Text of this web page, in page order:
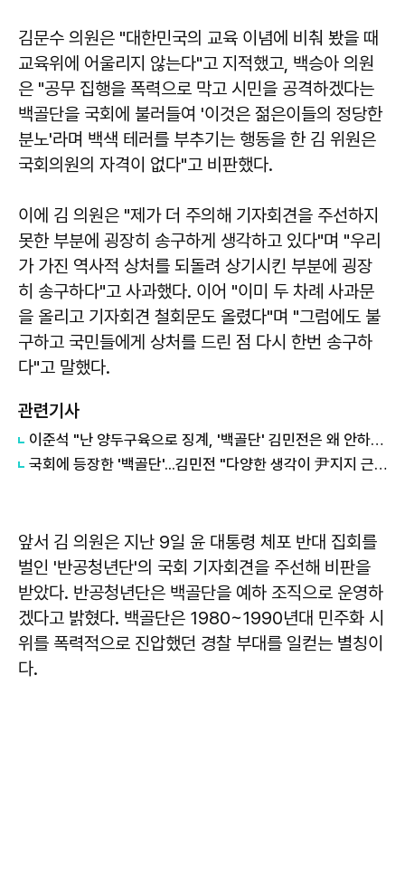
김문수 의원은 "대한민국의 교육 이념에 비춰 봤을 때
교육위에 어울리지 않는다"고 지적했고, 백승아 의원
은 "공무 집행을 폭력으로 막고 시민을 공격하겠다는
백골단을 국회에 불러들여 '이것은 젊은이들의 정당한
분노'라며 백색 테러를 부추기는 행동을 한 김 위원은
국회의원의 자격이 없다"고 비판했다.
이에 김 의원은 "제가 더 주의해 기자회견을 주선하지
못한 부분에 굉장히 송구하게 생각하고 있다"며 "우리
가 가진 역사적 상처를 되돌려 상기시킨 부분에 굉장
히 송구하다"고 사과했다. 이어 "이미 두 차례 사과문
을 올리고 기자회견 철회문도 올렸다"며 "그럼에도 불
구하고 국민들에게 상처를 드린 점 다시 한번 송구하
다"고 말했다.
관련기사
이준석 "난 양두구육으로 징계, '백골단' 김민전은 왜 안하나"
국회에 등장한 '백골단'...김민전 "다양한 생각이 尹지지 근원"
앞서 김 의원은 지난 9일 윤 대통령 체포 반대 집회를
벌인 '반공청년단'의 국회 기자회견을 주선해 비판을
받았다. 반공청년단은 백골단을 예하 조직으로 운영하
겠다고 밝혔다. 백골단은 1980~1990년대 민주화 시
위를 폭력적으로 진압했던 경찰 부대를 일컫는 별칭이
다.